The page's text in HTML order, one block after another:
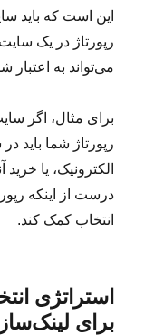
این است که باید
رپورتاژ در یک سایت
می‌تواند به اعتبار
برای مثال، اگر
رپورتاژ شما باید
الکترونیک، یا
درست از اینکه
انتخاب کمک کند.
استراتژی
برای